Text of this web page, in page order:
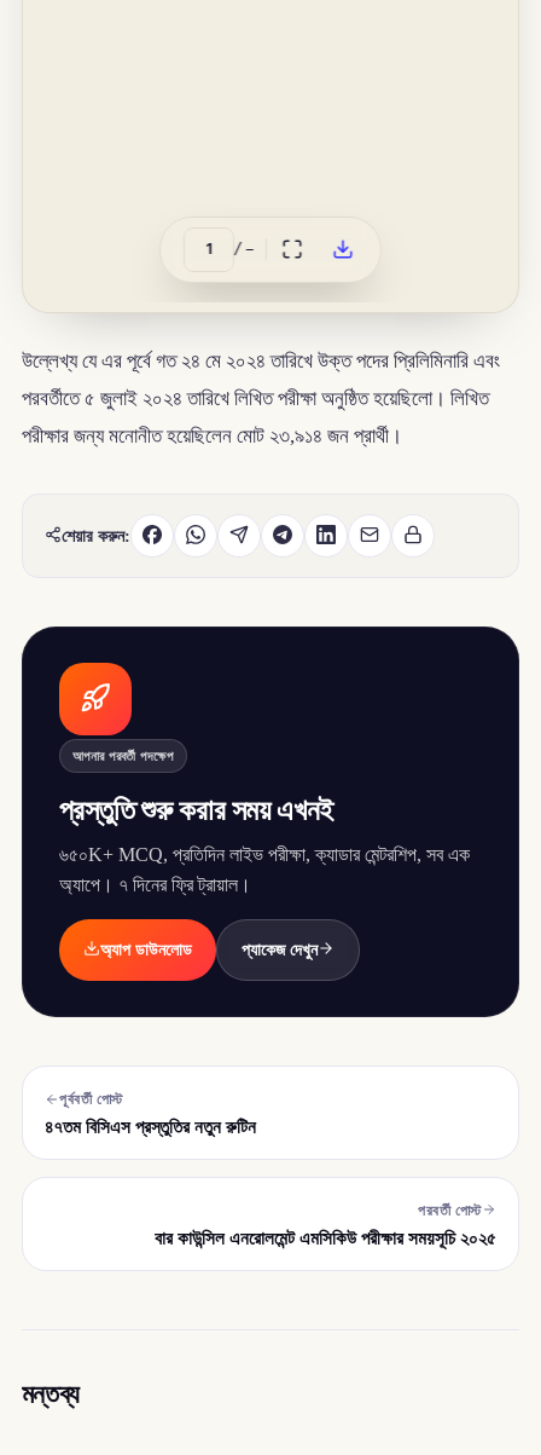
/–
উল্লেখ্য যে এর পূর্বে গত ২৪ মে ২০২৪ তারিখে উক্ত পদের প্রিলিমিনারি এবং
পরবর্তীতে ৫ জুলাই ২০২৪ তারিখে লিখিত পরীক্ষা অনুষ্ঠিত হয়েছিলো। লিখিত
পরীক্ষার জন্য মনোনীত হয়েছিলেন মোট ২৩,৯১৪ জন প্রার্থী।
শেয়ার করুন:
আপনার পরবর্তী পদক্ষেপ
প্রস্তুতি শুরু করার সময় এখনই
৬৫০K+ MCQ, প্রতিদিন লাইভ পরীক্ষা, ক্যাডার মেন্টরশিপ, সব এক
অ্যাপে। ৭ দিনের ফ্রি ট্রায়াল।
অ্যাপ ডাউনলোড প্যাকেজ দেখুন
পূর্ববর্তী পোস্ট
৪৭তম বিসিএস প্রস্তুতির নতুন রুটিন
পরবর্তী পোস্ট
বার কাউন্সিল এনরোলমেন্ট এমসিকিউ পরীক্ষার সময়সূচি ২০২৫
মন্তব্য